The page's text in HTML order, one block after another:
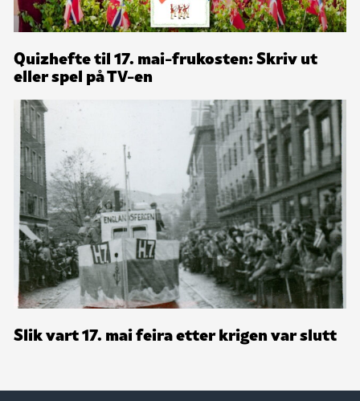
Quizhefte til 17. mai-frukosten: Skriv ut
eller spel på TV-en
Slik vart 17. mai feira etter krigen var slutt